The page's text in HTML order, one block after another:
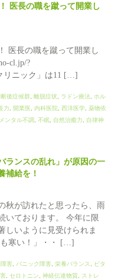
医長の職を蹴って開業し
医長の職を蹴って開業し
cl.jp/?
リニック」は11 […]
後症候群 離脱症状 ラドン療法
ホル
力 開業医 内科医院 西洋医学 薬物依
メンタル不調 不眠 自然治癒力
自律神
ランスの乱れ」が原因の一
補給を！
秋が訪れたと思ったら、雨
いております。 今年に限
しいように見受けられま
寒い！」・・ […]
害, パニック障害, 栄養バランス, ビタ
, セロトニン, 神経伝達物質, ストレ